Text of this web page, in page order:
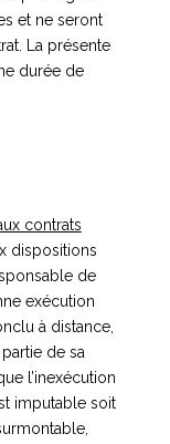
et ne seront
La présente
durée de
contrats
dispositions
de
exécution
à distance,
de sa
l’inexécution
imputable soit